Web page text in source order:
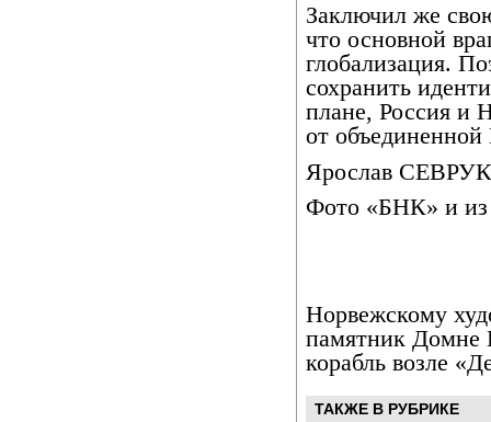
Заключил же
что основной
глобализация.
сохранить
плане, Россия и
от
Ярослав
Фото «БНК» и из
Норвежскому
памятник Домне
корабль возле
ТАКЖЕ В РУБРИКЕ